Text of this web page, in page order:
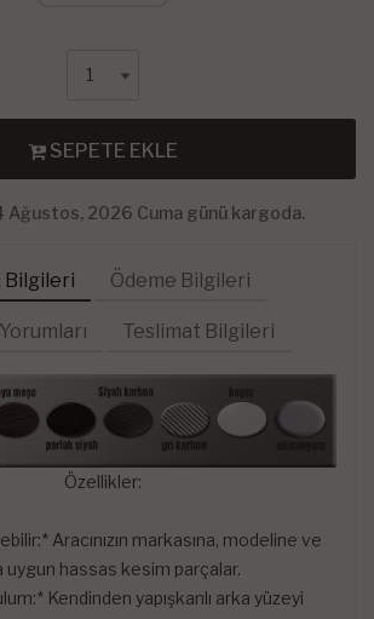
SEPETE EKLE
Ağustos, 2026 Cuma günü kargoda.
Bilgileri Ödeme Bilgileri
Teslimat Bilgileri
Özellikler:
Aracınızın markasına, modeline ve
uygun hassas kesim parçalar.
Kendinden yapışkanlı arka yüzeyi